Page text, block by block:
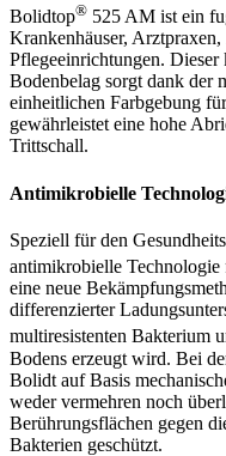
Bolidtop® 525 AM ist ein
Krankenhäuser,
Pflegeeinrichtungen.
Bodenbelag sorgt dank der
einheitlichen Farbgebung
gewährleistet eine hohe
Trittschall.
Antimikrobielle
Speziell für den
antimikrobielle
eine neue
differenzierter
multiresistenten Bakterium
Bodens erzeugt wird. Bei
Bolidt auf Basis
weder vermehren noch
Berührungsflächen gegen
Bakterien geschützt.